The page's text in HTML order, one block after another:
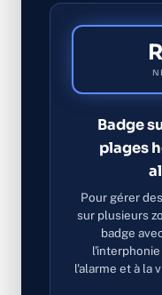
Badge
plages
Pour gérer
sur plusieurs
badge
l'alarme et à la